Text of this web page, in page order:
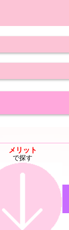
メリット
で探す